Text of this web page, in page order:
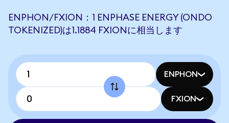
ENPHON/FXION：1 ENPHASE ENERGY (ONDO
TOKENIZED)は1.1884 FXIONに相当します
ENPHON
FXION